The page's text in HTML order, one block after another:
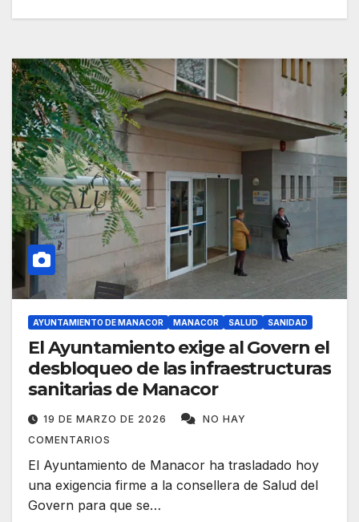
AYUNTAMIENTO DE MANACOR MANACOR SALUD SANIDAD
El Ayuntamiento exige al Govern el
desbloqueo de las infraestructuras
sanitarias de Manacor
19 DE MARZO DE 2026
NO HAY
COMENTARIOS
El Ayuntamiento de Manacor ha trasladado hoy
una exigencia firme a la consellera de Salud del
Govern para que se…